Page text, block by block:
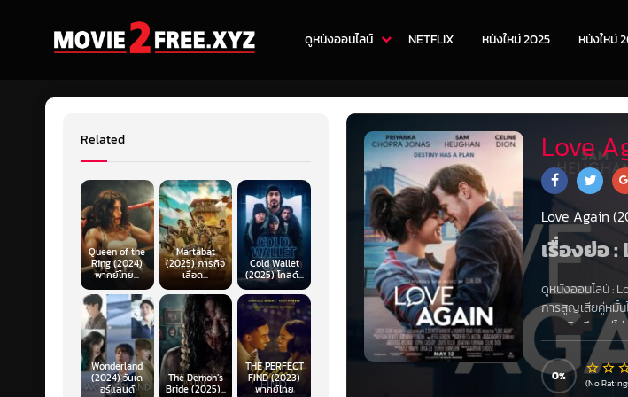
ดูหนังออนไลน์ NETFLIX หนังใหม่ 2025 หนังใหม่
Love
Love Again
เรื่องย่อ
ดูหนังออนไลน์:
การสูญเสียคู่หมั้น
ความคิดถึง แต่ไม่
ถ้อยคำและวลีอัน
หนังสือชีวประวัติ
เขาได้มีโอกาสได้
0 (No
Related
Queen of the
Ring (2024)
พากย์ไทย...
Martabat
(2025) ภารกิจ
เลือด...
Cold Wallet
(2025) โคลด์...
Wonderland
(2024) วันเด
อร์แลนด์
The Demon’s
Bride (2025)...
THE PERFECT
FIND (2023)
พากย์ไทย